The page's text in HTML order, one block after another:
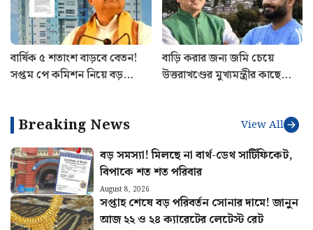
বার্ষিক ৫ শতাংশ বাড়বে বেতন!
সপ্তম পে কমিশন নিয়ে বড়
বাড়ি করার জন্য জমি চেয়ে
উত্তরাখণ্ডের মুখ্যমন্ত্রীর কাছে
Breaking News View All
বড় সমস্যা! মিলছে না বার্থ-ডেথ সার্টিফিকেট,
বিপাকে শত শত পরিবার
August 8, 2026
সপ্তাহ শেষে বড় পরিবর্তন সোনার দামে! জানুন
আজ ২২ ও ২৪ ক্যারেটের লেটেস্ট রেট